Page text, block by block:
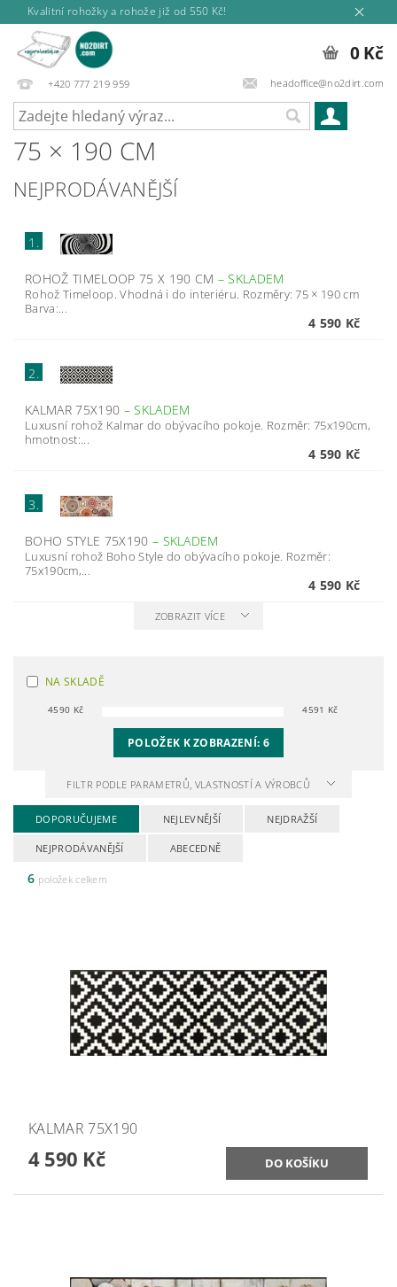
Kvalitní rohožky a rohože již od 550 Kč!
+420 777 219 959 headoffice@no2dirt.com
0 Kč
75 × 190 CM
NEJPRODÁVANĚJŠÍ
1.
ROHOŽ TIMELOOP 75 X 190 CM – SKLADEM
Rohož Timeloop. Vhodná i do interiéru. Rozměry: 75 × 190 cm
Barva:...
4 590 Kč
2.
KALMAR 75X190 – SKLADEM
Luxusní rohož Kalmar do obývacího pokoje. Rozměr: 75x190cm,
hmotnost:...
4 590 Kč
3.
BOHO STYLE 75X190 – SKLADEM
Luxusní rohož Boho Style do obývacího pokoje. Rozměr:
75x190cm,...
4 590 Kč
ZOBRAZIT VÍCE
NA SKLADĚ
4590 Kč 4591 Kč
POLOŽEK K ZOBRAZENÍ: 6
FILTR PODLE PARAMETRŮ, VLASTNOSTÍ A VÝROBCŮ
DOPORUČUJEME NEJLEVNĚJŠÍ NEJDRAŽŠÍ
NEJPRODÁVANĚJŠÍ ABECEDNĚ
6 položek celkem
KALMAR 75X190
4 590 Kč